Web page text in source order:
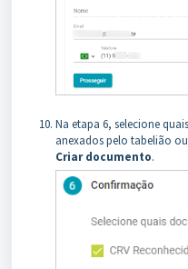
Na etapa 6, selecione
anexados pelo tabelião
Criar documento.